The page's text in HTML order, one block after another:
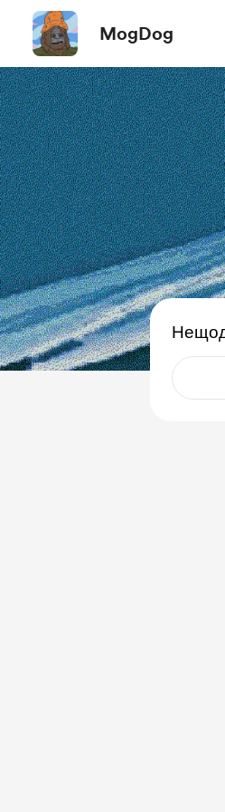
MogDog